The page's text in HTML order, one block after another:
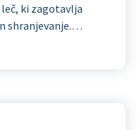
ki zagotavlja
shranjevanje.…